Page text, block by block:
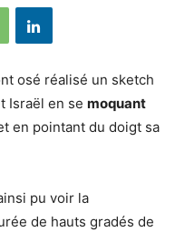
osé réalisé un sketch
Israël en se moquant
en pointant du doigt sa
pu voir la
de hauts gradés de